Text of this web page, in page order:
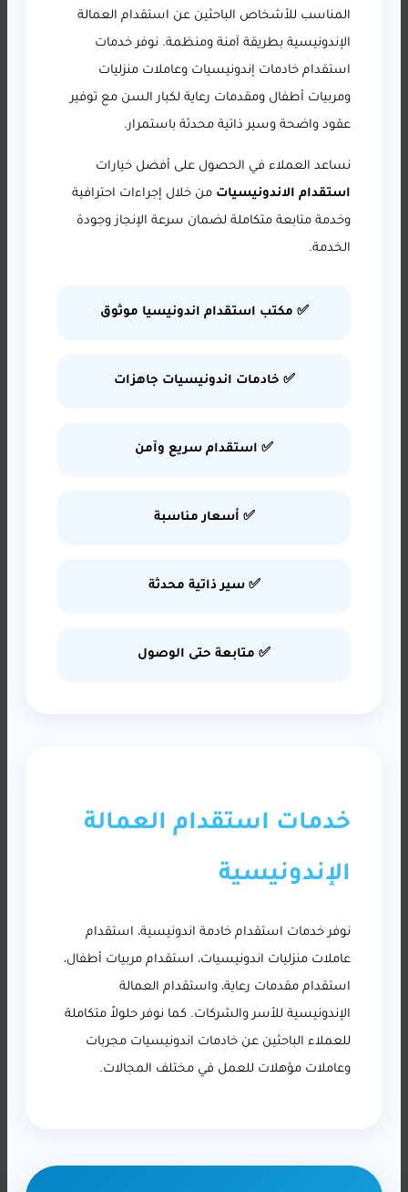
المناسب للأشخاص الباحثين عن استقدام العمالة
الإندونيسية بطريقة آمنة ومنظمة. نوفر خدمات
استقدام خادمات إندونيسيات وعاملات منزليات
ومربيات أطفال ومقدمات رعاية لكبار السن مع توفير
عقود واضحة وسير ذاتية محدثة باستمرار.
نساعد العملاء في الحصول على أفضل خيارات
استقدام الاندونيسيات من خلال إجراءات احترافية
وخدمة متابعة متكاملة لضمان سرعة الإنجاز وجودة
الخدمة.
✅ مكتب استقدام اندونيسيا موثوق
✅ خادمات اندونيسيات جاهزات
✅ استقدام سريع وآمن
✅ أسعار مناسبة
✅ سير ذاتية محدثة
✅ متابعة حتى الوصول
خدمات استقدام العمالة
الإندونيسية
نوفر خدمات استقدام خادمة اندونيسية، استقدام
عاملات منزليات اندونيسيات، استقدام مربيات أطفال،
استقدام مقدمات رعاية، واستقدام العمالة
الإندونيسية للأسر والشركات. كما نوفر حلولاً متكاملة
للعملاء الباحثين عن خادمات اندونيسيات مجربات
وعاملات مؤهلات للعمل في مختلف المجالات.